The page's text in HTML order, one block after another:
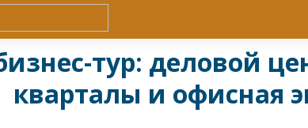
тур: деловой
кварталы и офисная